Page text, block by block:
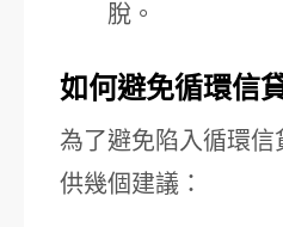
脫。
如何避免循環信
為了避免陷入循環信
供幾個建議：